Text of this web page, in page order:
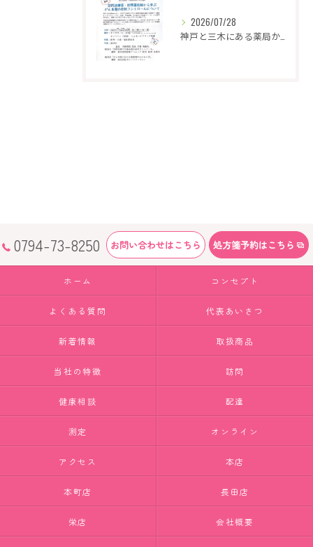
2026/07/28
0794-73-8250 お問い合わせはこちら 処方箋予約はこちら
ホーム コンセプト
よくある質問 代表あいさつ
新着情報 取扱商品
当社の特徴 訪問
健康相談 配達
測定 オンライン
アクセス 本店
本町店 長田店
栄店 会社概要